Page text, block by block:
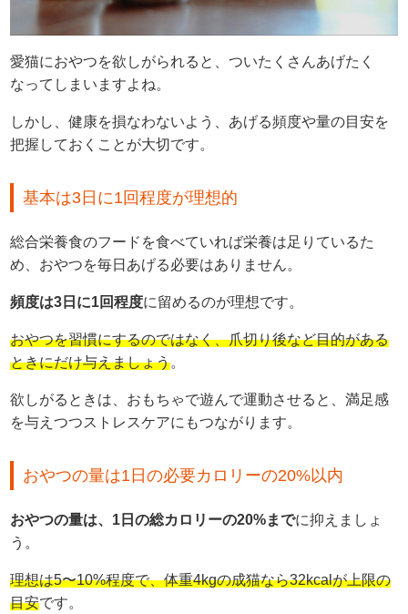
愛猫におやつを欲しがられると、ついたくさんあげたく
なってしまいますよね。
しかし、健康を損なわないよう、あげる頻度や量の目安を
把握しておくことが大切です。
基本は3日に1回程度が理想的
総合栄養食のフードを食べていれば栄養は足りているた
め、おやつを毎日あげる必要はありません。
頻度は3日に1回程度に留めるのが理想です。
おやつを習慣にするのではなく、爪切り後など目的がある
ときにだけ与えましょう。
欲しがるときは、おもちゃで遊んで運動させると、満足感
を与えつつストレスケアにもつながります。
おやつの量は1日の必要カロリーの20%以内
おやつの量は、1日の総カロリーの20%までに抑えましょ
う。
理想は5〜10%程度で、体重4kgの成猫なら32kcalが上限の
目安です。